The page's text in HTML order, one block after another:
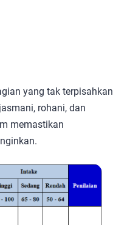
yang tak terpisahkan
rohani, dan
memastikan